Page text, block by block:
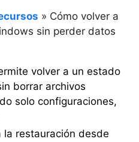
» Cómo volver a
sin perder datos
volver a un estado
borrar archivos
solo configuraciones,
la restauración desde